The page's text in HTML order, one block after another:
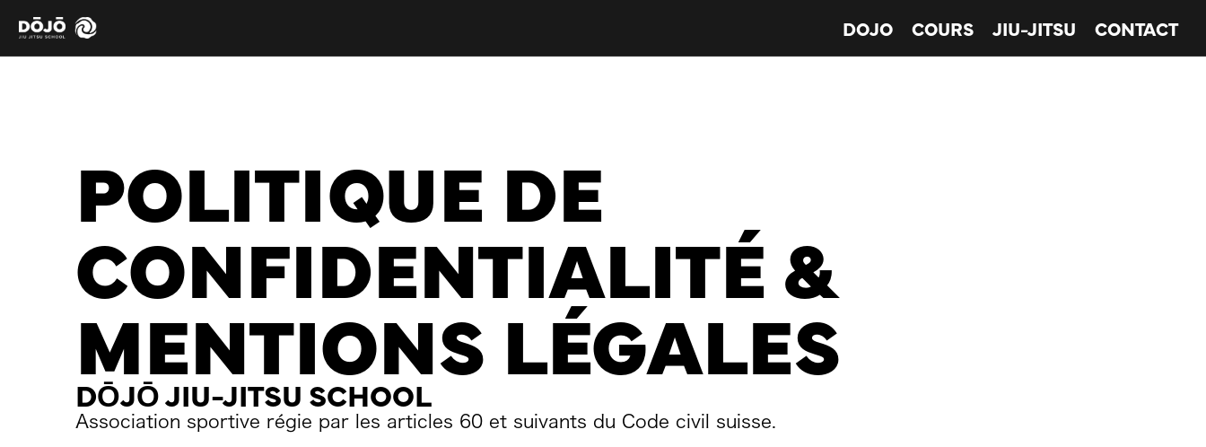
DOJO COURS JIU-JITSU CONTACT
POLITIQUE DE
CONFIDENTIALITÉ &
MENTIONS LÉGALES
DŌJŌ JIU-JITSU SCHOOL
Association sportive régie par les articles 60 et suivants du Code civil suisse.